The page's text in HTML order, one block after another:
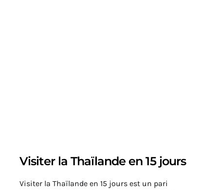
Visiter la Thaïlande en 15 jours
Visiter la Thaïlande en 15 jours est un pari